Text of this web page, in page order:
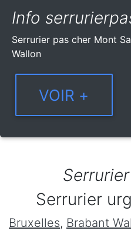
Info
Serrurier pas cher Mont
Wallon
Serrurier
Bruxelles, Brabant